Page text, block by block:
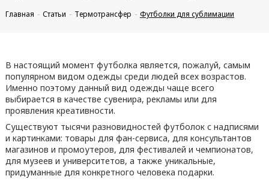
Главная Статьи Термотрансфер Футболки для сублимации
В настоящий момент футболка является, пожалуй, самым
популярном видом одежды среди людей всех возрастов.
Именно поэтому данный вид одежды чаще всего
выбирается в качестве сувенира, рекламы или для
проявления креативности.
Существуют тысячи разновидностей футболок с надписями
и картинками: товары для фан-сервиса, для консультантов
магазинов и промоутеров, для фестивалей и чемпионатов,
для музеев и университетов, а также уникальные,
придуманные для конкретного человека подарки.